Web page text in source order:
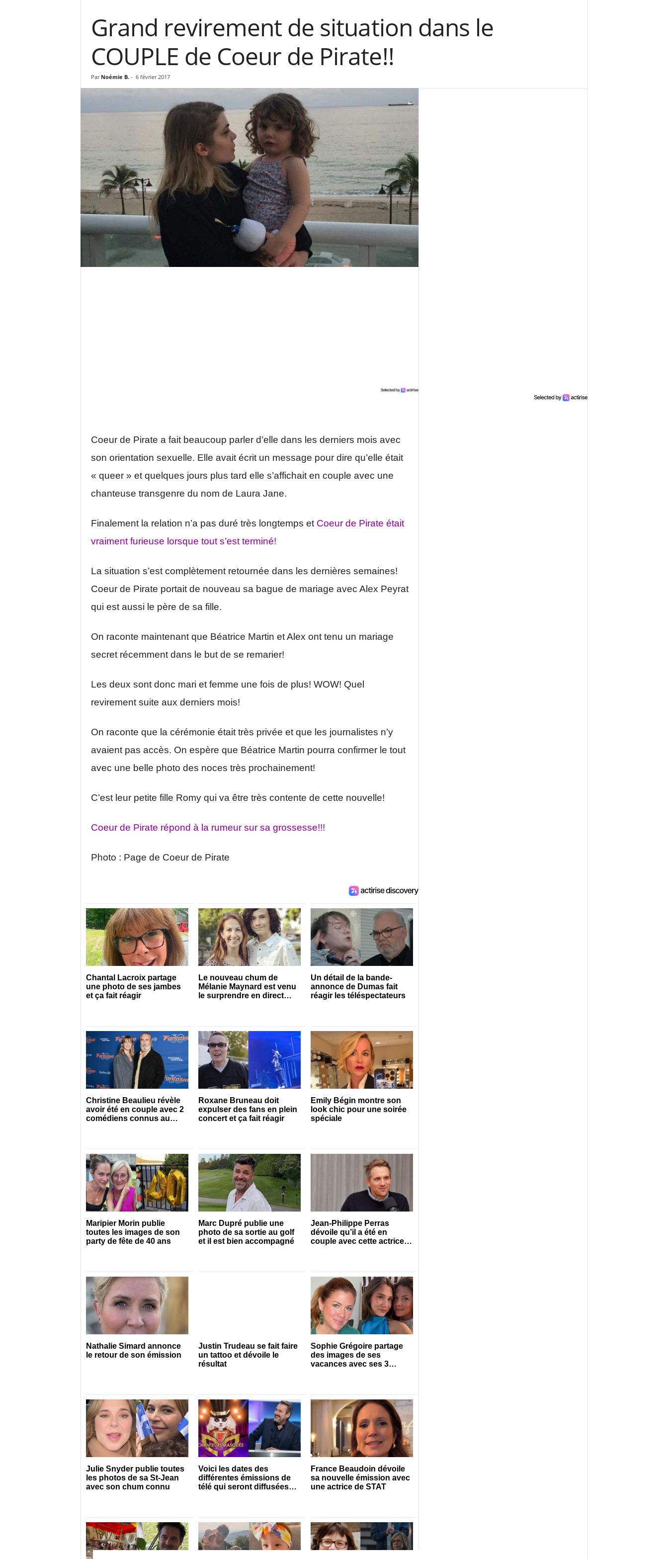
Grand revirement de situation dans le
COUPLE de Coeur de Pirate!!
Par Noémie B. - 6 février 2017
Coeur de Pirate a fait beaucoup parler d’elle dans les derniers mois avec
son orientation sexuelle. Elle avait écrit un message pour dire qu’elle était
« queer » et quelques jours plus tard elle s’affichait en couple avec une
chanteuse transgenre du nom de Laura Jane.
Finalement la relation n’a pas duré très longtemps et Coeur de Pirate était
vraiment furieuse lorsque tout s’est terminé!
La situation s’est complètement retournée dans les dernières semaines!
Coeur de Pirate portait de nouveau sa bague de mariage avec Alex Peyrat
qui est aussi le père de sa fille.
On raconte maintenant que Béatrice Martin et Alex ont tenu un mariage
secret récemment dans le but de se remarier!
Les deux sont donc mari et femme une fois de plus! WOW! Quel
revirement suite aux derniers mois!
On raconte que la cérémonie était très privée et que les journalistes n’y
avaient pas accès. On espère que Béatrice Martin pourra confirmer le tout
avec une belle photo des noces très prochainement!
C’est leur petite fille Romy qui va être très contente de cette nouvelle!
Coeur de Pirate répond à la rumeur sur sa grossesse!!!
Photo : Page de Coeur de Pirate
Chantal Lacroix partage
une photo de ses jambes
et ça fait réagir
Le nouveau chum de
Mélanie Maynard est venu
le surprendre en direct
Un détail de la bande-
annonce de Dumas fait
réagir les téléspectateurs
Christine Beaulieu révèle
avoir été en couple avec 2
comédiens connus au
Roxane Bruneau doit
expulser des fans en plein
concert et ça fait réagir
Emily Bégin montre son
look chic pour une soirée
spéciale
Maripier Morin publie
toutes les images de son
party de fête de 40 ans
Marc Dupré publie une
photo de sa sortie au golf
et il est bien accompagné
Jean-Philippe Perras
dévoile qu’il a été en
couple avec cette actrice
Nathalie Simard annonce
le retour de son émission
Justin Trudeau se fait faire
un tattoo et dévoile le
résultat
Sophie Grégoire partage
des images de ses
vacances avec ses 3
Julie Snyder publie toutes
les photos de sa St-Jean
avec son chum connu
Voici les dates des
différentes émissions de
télé qui seront diffusées
France Beaudoin dévoile
sa nouvelle émission avec
une actrice de STAT